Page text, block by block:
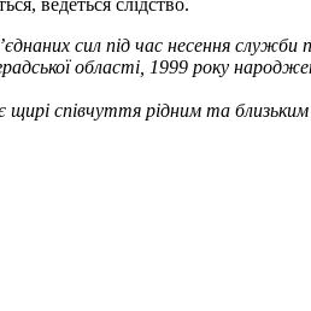
сил під час несення служби
області, 1999 року
співчуття рідним та близьким